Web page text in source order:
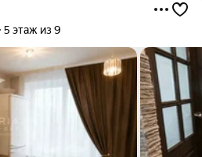
5 этаж из 9